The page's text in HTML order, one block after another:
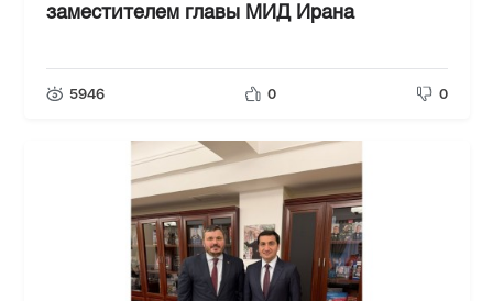
заместителем главы МИД Ирана
5946 0 0